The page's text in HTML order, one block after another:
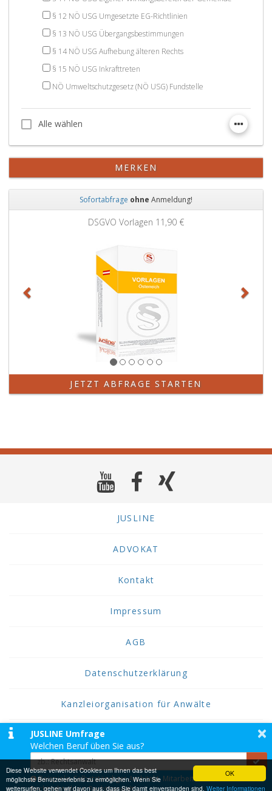
OK
Diese Website verwendet Cookies um Ihnen das best
möglichste Benutzererlebnis zu ermöglichen. Wenn Sie
weitersurfen, gehen wir davon aus, dass Sie damit einverstanden sind. Weiter Informationen
§ 12 NÖ USG Umgesetzte EG-Richtlinien
§ 13 NÖ USG Übergangsbestimmungen
§ 14 NÖ USG Aufhebung älteren Rechts
§ 15 NÖ USG Inkrafttreten
NÖ Umweltschutzgesetz (NÖ USG) Fundstelle
Alle wählen
Alle wählen
MERKEN
Sofortabfrage ohne Anmeldung!
DSGVO Vorlagen 11,90 €
JETZT ABFRAGE STARTEN
JUSLINE
ADVOKAT
Kontakt
Impressum
AGB
Datenschutzerklärung
Kanzleiorganisation für Anwälte
JUSLINE® ist eine Marke der ADVOKAT
Unternehmensberatung Greiter & Greiter GmbH.
×
JUSLINE Umfrage
Welchen Beruf üben Sie aus?
Beispiele: Selbstständiger Architekt, Mitarbeiter einer
Rechtsabteilung, Rechtsanwalt,...